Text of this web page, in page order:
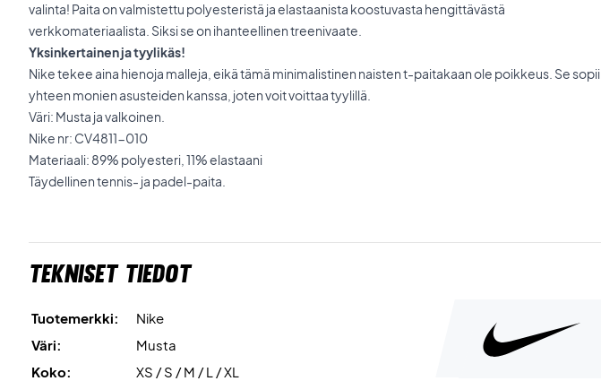
valinta! Paita on valmistettu polyesteristä ja elastaanista koostuvasta hengittävästä
verkkomateriaalista. Siksi se on ihanteellinen treenivaate.
Yksinkertainen ja tyylikäs!
Nike tekee aina hienoja malleja, eikä tämä minimalistinen naisten t-paitakaan ole poikkeus. Se sopii
yhteen monien asusteiden kanssa, joten voit voittaa tyylillä.
Väri: Musta ja valkoinen.
Nike nr: CV4811-010
Materiaali: 89% polyesteri, 11% elastaani
Täydellinen tennis- ja padel-paita.
Tekniset tiedot
Tuotemerkki:
Nike
Väri:
Musta
Koko:
XS / S / M / L / XL